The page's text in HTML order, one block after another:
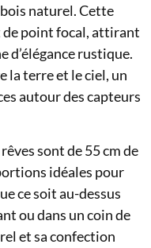
naturel. Cette
de point focal, attirant
d’élégance rustique.
la terre et le ciel, un
autour des capteurs
sont de 55 cm de
idéales pour
ce soit au-dessus
ou dans un coin de
et sa confection